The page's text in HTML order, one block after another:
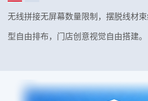
无线拼接无屏幕数量限制，摆脱线材
型自由排布，门店创意视觉自由搭建。